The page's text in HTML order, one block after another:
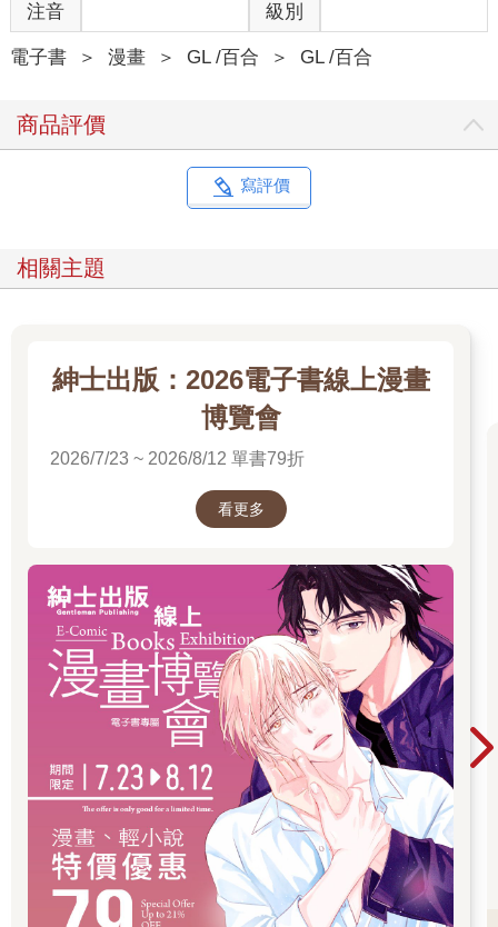
注音 級別
電子書 ＞ 漫畫 ＞ GL /百合 ＞ GL /百合
商品評價
寫評價
相關主題
紳士出版：2026電子書線上漫畫
博覽會
2026/7/23 ~ 2026/8/12 單書79折
看更多